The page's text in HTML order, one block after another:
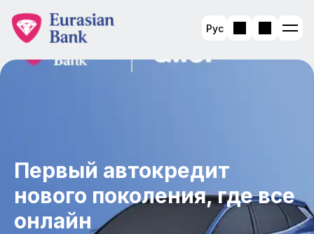
Рус
Первый автокредит
нового поколения, где все
онлайн